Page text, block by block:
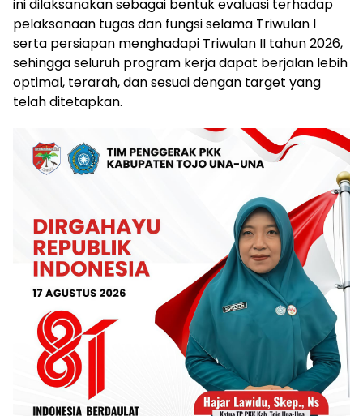
ini dilaksanakan sebagai bentuk evaluasi terhadap
pelaksanaan tugas dan fungsi selama Triwulan I
serta persiapan menghadapi Triwulan II tahun 2026,
sehingga seluruh program kerja dapat berjalan lebih
optimal, terarah, dan sesuai dengan target yang
telah ditetapkan.